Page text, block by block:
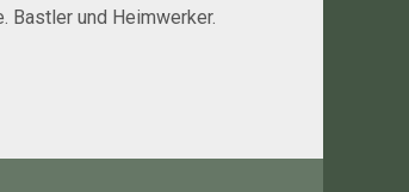
Bastler und Heimwerker.